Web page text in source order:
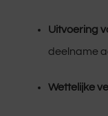
Uitvoering
deelname
Wettelijke